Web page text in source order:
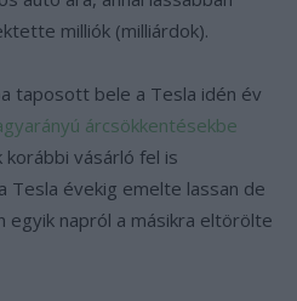
milliók (milliárdok).
taposott bele a Tesla idén év
árcsökkentésekbe
korábbi vásárló fel is
évekig emelte lassan de
egyik napról a másikra eltörölte